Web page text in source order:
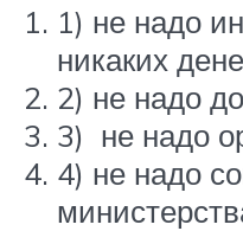
1) не надо
никаких
2) не надо
3) не надо
4) не надо